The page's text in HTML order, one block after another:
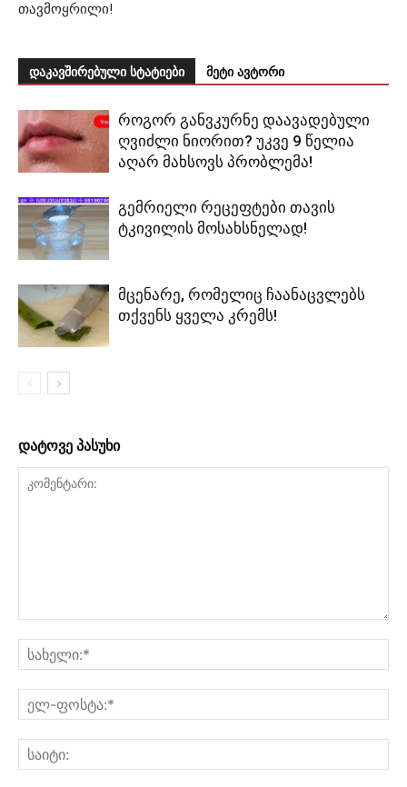
თავმოყრილი!
დაკავშირებული სტატიები მეტი ავტორი
როგორ განვკურნე დაავადებული
ღვიძლი ნიორით? უკვე 9 წელია
აღარ მახსოვს პრობლემა!
გემრიელი რეცეფტები თავის
ტკივილის მოსახსნელად!
მცენარე, რომელიც ჩაანაცვლებს
თქვენს ყველა კრემს!
დატოვე პასუხი